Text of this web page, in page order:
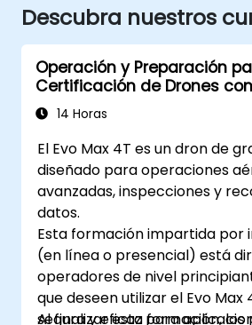
Descubra nuestros
Operación y Preparación
Certificación de Drones
14 Horas
El Evo Max 4T es un dron de
diseñado para operaciones
avanzadas, inspecciones y
datos.
Esta formación impartida por
(en línea o presencial) está
operadores de nivel
que deseen utilizar el Evo
segura y eficaz para
Al finalizar esta formación,